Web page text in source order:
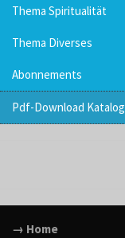
Thema Spiritualität
Thema Diverses
Abonnements
Pdf-Download Katalog
→ Home